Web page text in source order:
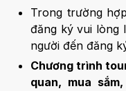
Trong trường
đăng ký vui lòng
người đến đăng
Chương trình
quan, mua